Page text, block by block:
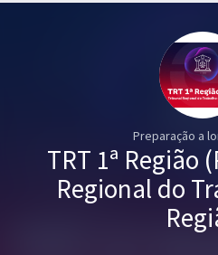
Graduação
Preparação a
TRT 1ª Região
Regional do